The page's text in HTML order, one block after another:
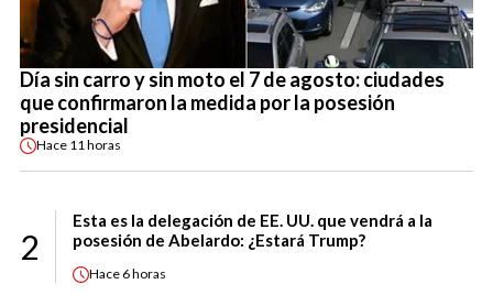
Día sin carro y sin moto el 7 de agosto: ciudades
que confirmaron la medida por la posesión
presidencial
Hace 11 horas
2
Esta es la delegación de EE. UU. que vendrá a la
posesión de Abelardo: ¿Estará Trump?
Hace 6 horas